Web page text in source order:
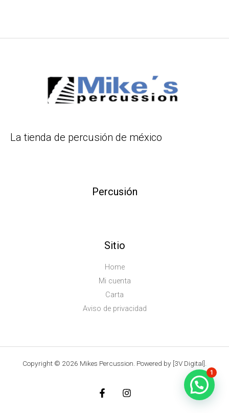
La tienda de percusión de méxico
Percusión
Sitio
Home
Mi cuenta
Carta
Aviso de privacidad
Copyright © 2026 Mikes Percussion. Powered by [3V Digital].
1